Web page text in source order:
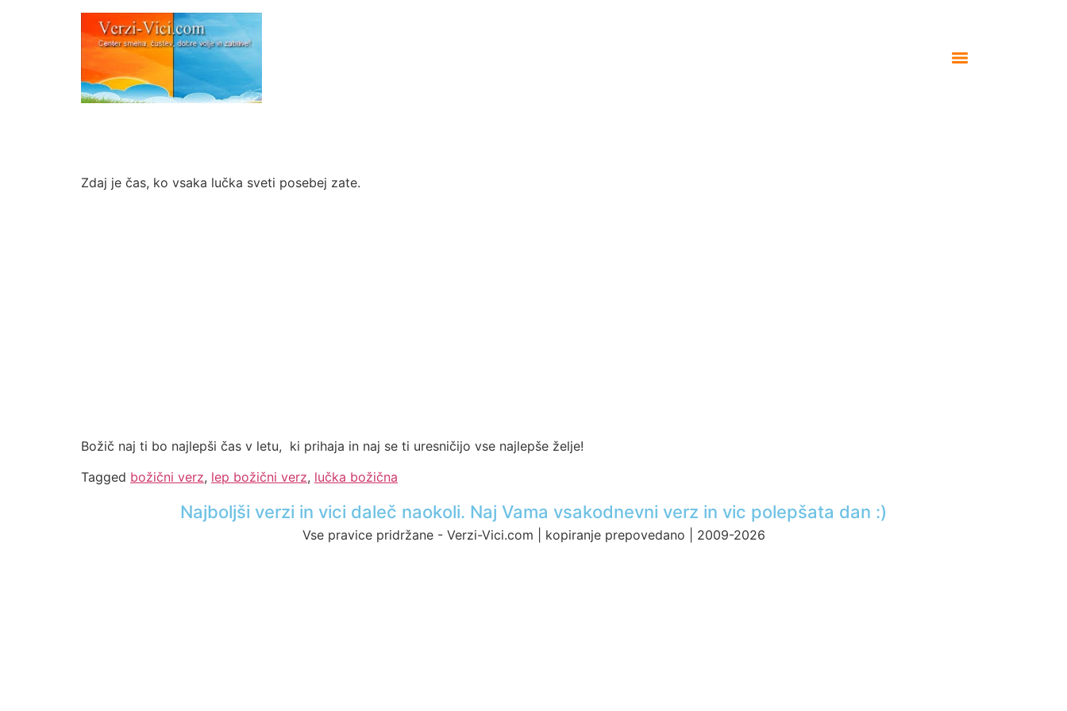
Zdaj je čas, ko vsaka lučka sveti posebej zate.
Božič naj ti bo najlepši čas v letu, ki prihaja in naj se ti uresničijo vse najlepše želje!
Tagged božični verz, lep božični verz, lučka božična
Najboljši verzi in vici daleč naokoli. Naj Vama vsakodnevni verz in vic polepšata dan :)
Vse pravice pridržane - Verzi-Vici.com | kopiranje prepovedano | 2009-2026